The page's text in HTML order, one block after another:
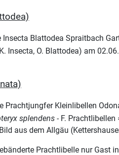
Insecta, O. Blattodea) am
splendens - F.
aus dem Allgäu
Prachtlibelle nur Gast